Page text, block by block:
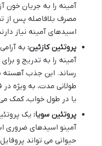
آمینه را به جریان خون
مصرف بلافاصله پس از
اسیدهای آمینه نیاز
پروتئین کازئین: به
آمینه را به تدریج و
رساند. این جذب آهسته
طولانی مدت، به ویژه
یا در طول خواب، کمک
پروتئین سویا: یک
آمینو اسیدهای ضروری
حیوانی می تواند